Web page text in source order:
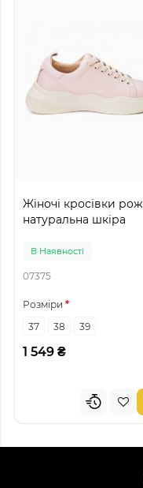
Жіночі кросівки рожеві
натуральна шкіра
В Наявності
07375
Розміри
37
38 39
1 549 ₴